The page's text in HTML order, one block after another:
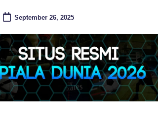
September 26, 2025